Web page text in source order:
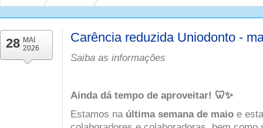
28 MAI
2026
Carência reduzida Uniodonto -
Saiba as informações
Ainda dá tempo de aproveitar! 🦷✨
Estamos na última semana de maio e